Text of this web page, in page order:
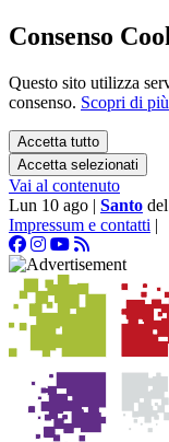
Consenso
Questo sito utilizza
consenso. Scopri di più
Accetta tutto
Accetta selezionati
Vai al contenuto
Lun 10 ago | Santo
Impressum e contatti |